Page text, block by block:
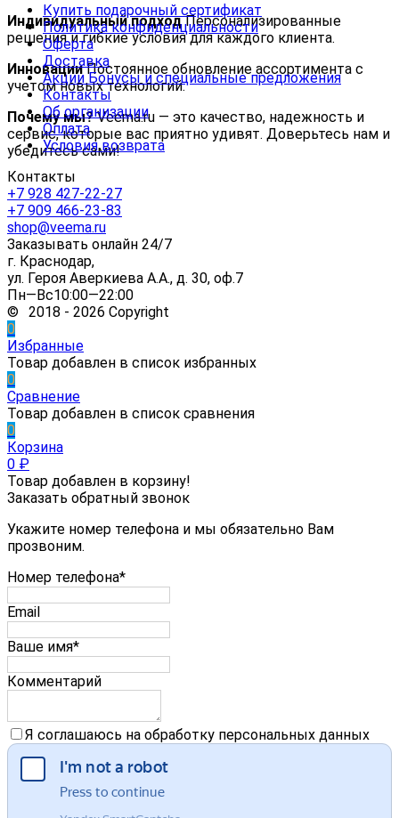
Индивидуальный подходПерсонализированные
решения и гибкие условия для каждого клиента.
ИнновацииПостоянное обновление ассортимента с
учетом новых технологий.
Почему мы?Veema.ru — это качество, надежность и
сервис, которые вас приятно удивят. Доверьтесь нам и
убедитесь сами!
Купить подарочный сертификат
Политика конфиденциальности
Оферта
Доставка
Акции Бонусы и специальные предложения
Контакты
Об организации
Оплата
Условия возврата
Контакты
+7 928 427-22-27
+7 909 466-23-83
shop@veema.ru
Заказывать онлайн 24/7
г. Краснодар,
ул. Героя Аверкиева А.А., д. 30, оф.7
Пн—Вс10:00—22:00
© 2018 - 2026 Copyright
0
Избранные
Товар добавлен в список избранных
0
Сравнение
Товар добавлен в список сравнения
0
Корзина
0 ₽
Товар добавлен в корзину!
Заказать обратный звонок
Укажите номер телефона и мы обязательно Вам
прозвоним.
Номер телефона*
Email
Ваше имя*
Комментарий
Я соглашаюсь на обработку персональных данных